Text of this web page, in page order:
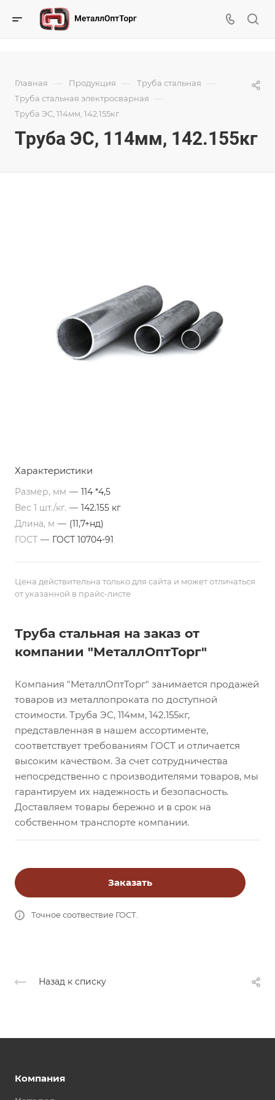
Главная — Продукция — Труба стальная —
Труба стальная электросварная —
Труба ЭС, 114мм, 142.155кг
Труба ЭС, 114мм, 142.155кг
Характеристики
Размер, мм — 114 *4,5
Вес 1 шт./кг. — 142.155 кг
Длина, м — (11,7+нд)
ГОСТ — ГОСТ 10704-91
Цена действительна только для сайта и может отличаться
от указанной в прайс-листе
Труба стальная на заказ от
компании "МеталлОптТорг"
Компания "МеталлОптТорг" занимается продажей
товаров из металлопроката по доступной
стоимости. Труба ЭС, 114мм, 142.155кг,
представленная в нашем ассортименте,
соответствует требованиям ГОСТ и отличается
высоким качеством. За счет сотрудничества
непосредственно с производителями товаров, мы
гарантируем их надежность и безопасность.
Доставляем товары бережно и в срок на
собственном транспорте компании.
Заказать
Точное соотвествие ГОСТ.
Назад к списку
Компания